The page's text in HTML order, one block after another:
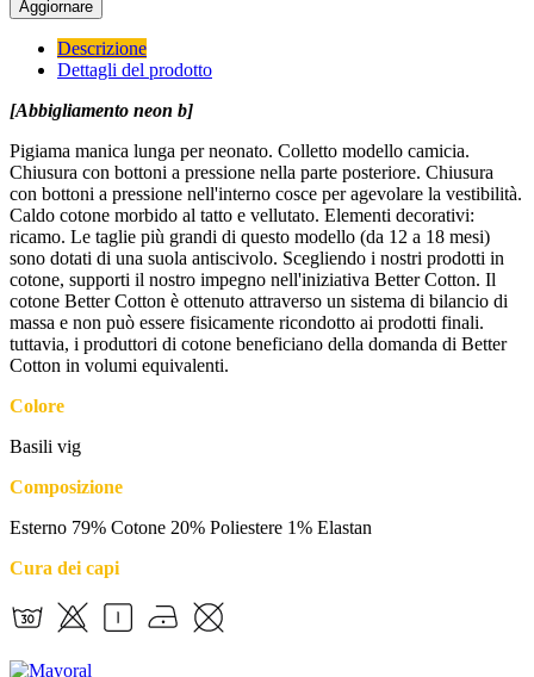
Descrizione
Dettagli del prodotto
[Abbigliamento neon b]
Pigiama manica lunga per neonato. Colletto modello camicia.
Chiusura con bottoni a pressione nella parte posteriore. Chiusura
con bottoni a pressione nell'interno cosce per agevolare la vestibilità.
Caldo cotone morbido al tatto e vellutato. Elementi decorativi:
ricamo. Le taglie più grandi di questo modello (da 12 a 18 mesi)
sono dotati di una suola antiscivolo. Scegliendo i nostri prodotti in
cotone, supporti il nostro impegno nell'iniziativa Better Cotton. Il
cotone Better Cotton è ottenuto attraverso un sistema di bilancio di
massa e non può essere fisicamente ricondotto ai prodotti finali.
tuttavia, i produttori di cotone beneficiano della domanda di Better
Cotton in volumi equivalenti.
Colore
Basili vig
Composizione
Esterno 79% Cotone 20% Poliestere 1% Elastan
Cura dei capi